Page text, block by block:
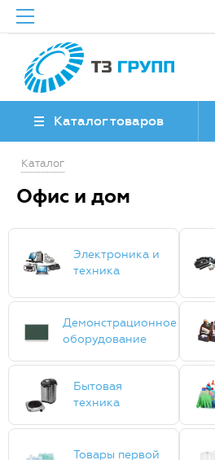
Каталог товаров
Каталог
Офис и дом
Электроника и
техника
Демонстрационное
оборудование
Бытовая
техника
Товары первой